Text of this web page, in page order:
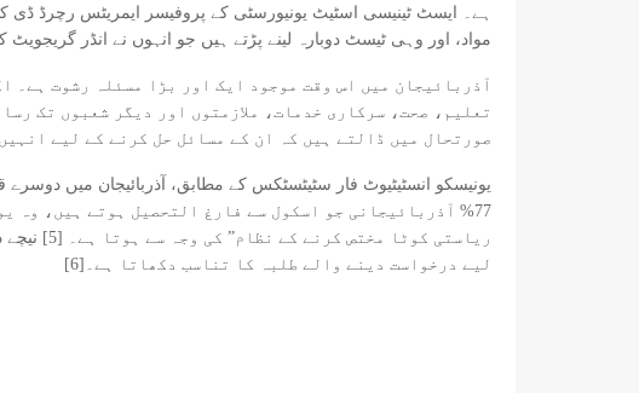
ہے۔ ایسٹ ٹینیسی اسٹیٹ یونیورسٹی کے پروفیسر ایمریٹس رچرڈ ڈی
مواد، اور وہی ٹیسٹ دوبارہ لینے پڑتے ہیں جو انہوں نے انڈر گریجویٹ
آذربائیجان میں اس وقت موجود ایک اور بڑا مسئلہ رشوت ہے۔
تعلیم، صحت، سرکاری خدمات، ملازمتوں اور دیگر شعبوں تک
صورتحال میں ڈالتے ہیں کہ ان کے مسائل حل کرنے کے لیے
یونیسکو انسٹیٹیوٹ فار سٹیٹسٹکس کے مطابق، آذربائیجان میں
77% آذربائیجانی جو اسکول سے فارغ التحصیل ہوتے ہیں،
لیے درخواست دینے والے طلبہ کا تناسب دکھاتا ہے۔[6]